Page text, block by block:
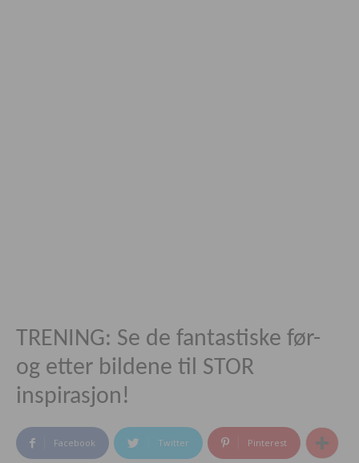
TRENING: Se de fantastiske før-
og etter bildene til STOR
inspirasjon!
Facebook Twitter Pinterest